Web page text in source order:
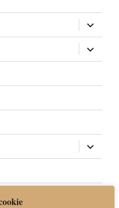
раскрыть
дочернее
меню
раскрыть
дочернее
меню
раскрыть
дочернее
меню